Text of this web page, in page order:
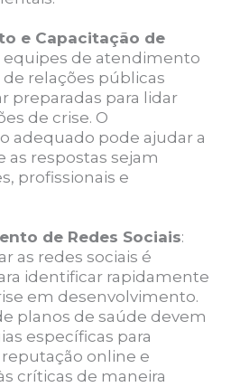
e Capacitação de
equipes de atendimento
relações públicas
preparadas para lidar
de crise. O
adequado pode ajudar a
as respostas sejam
profissionais e
de Redes Sociais:
as redes sociais é
identificar rapidamente
em desenvolvimento.
planos de saúde devem
específicas para
online e
críticas de maneira